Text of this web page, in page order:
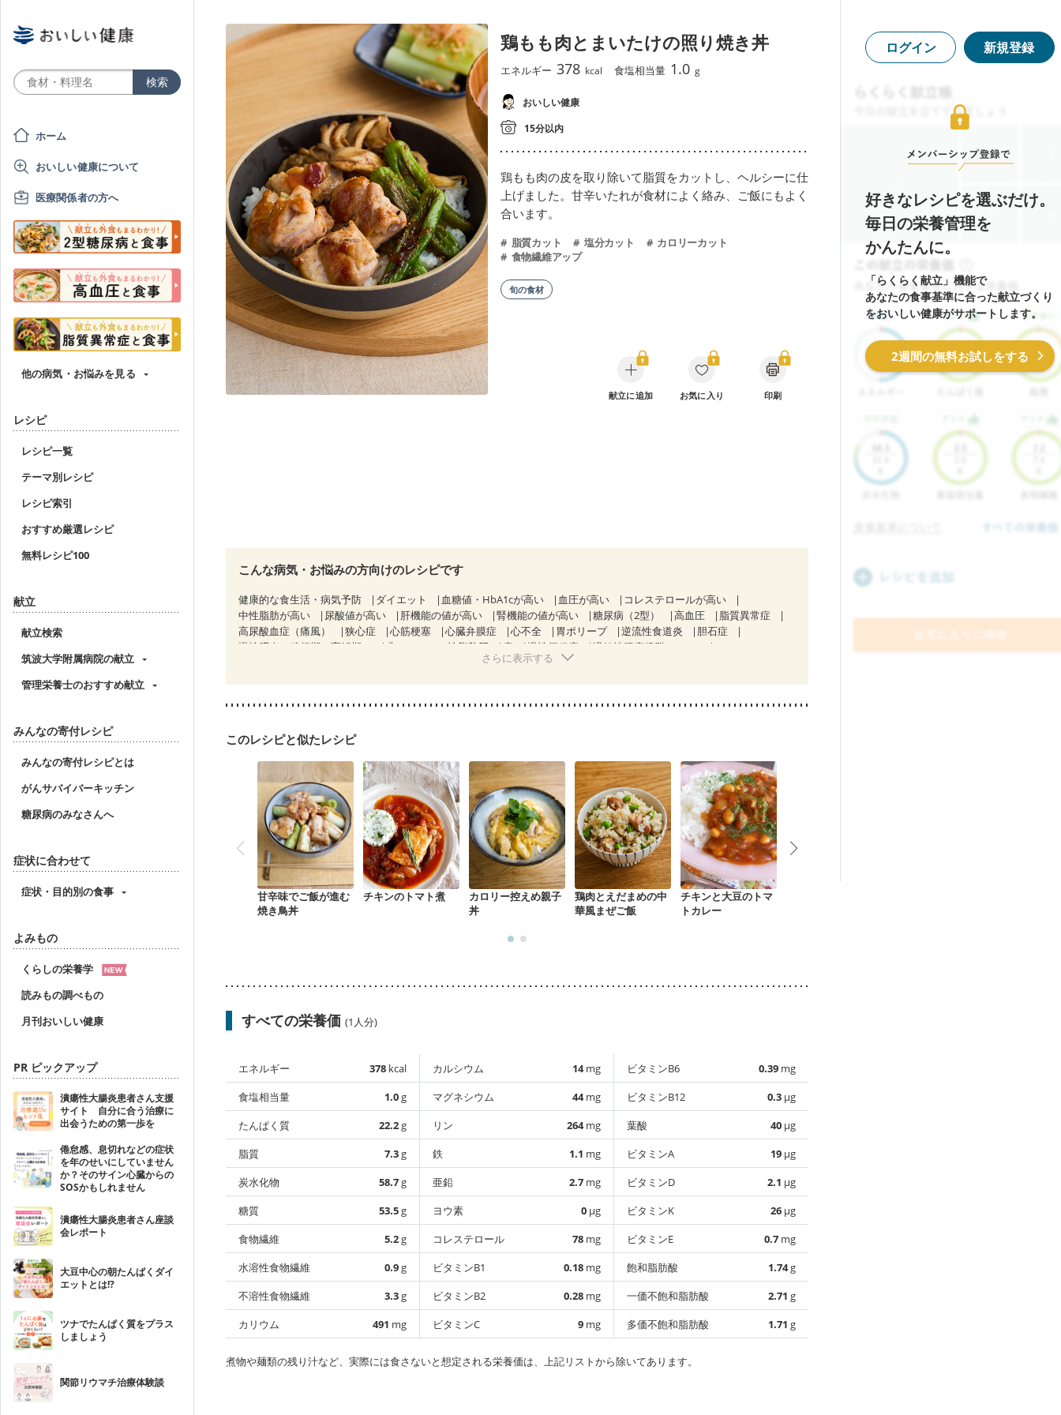
ホーム
おいしい健康について
医療関係者の方へ
他の病気・お悩みを見る
レシピ
レシピ一覧
テーマ別レシピ
レシピ索引
おすすめ厳選レシピ
無料レシピ100
献立
献立検索
筑波大学附属病院の献立
管理栄養士のおすすめ献立
みんなの寄付レシピ
みんなの寄付レシピとは
がんサバイバーキッチン
糖尿病のみなさんへ
症状に合わせて
症状・目的別の食事
よみもの
くらしの栄養学
読みもの調べもの
月刊おいしい健康
PR ピックアップ
潰瘍性大腸炎患者さん支援
サイト 自分に合う治療に
出会うための第一歩を
倦怠感、息切れなどの症状
を年のせいにしていません
か？そのサイン心臓からの
SOSかもしれません
潰瘍性大腸炎患者さん座談
会レポート
大豆中心の朝たんぱくダイ
エットとは!?
ツナでたんぱく質をプラス
しましょう
関節リウマチ治療体験談
鶏もも肉とまいたけの照り焼き丼
エネルギー 378 kcal 食塩相当量 1.0 g
おいしい健康
15分以内
鶏もも肉の皮を取り除いて脂質をカットし、ヘルシーに仕
上げました。甘辛いたれが食材によく絡み、ご飯にもよく
合います。
脂質カット 塩分カット
カロリーカット
食物繊維アップ
旬の食材
献立に追加 お気に入り 印刷
こんな病気・お悩みの方向けのレシピです
健康的な食生活・病気予防 ダイエット 血糖値・HbA1cが高い 血圧が高い
コレステロールが高い
中性脂肪が高い
尿酸値が高い 肝機能の値が高い 腎機能の値が高い 糖尿病（2型） 高血圧
脂質異常症
高尿酸血症（痛風）
狭心症 心筋梗塞 心臓弁膜症 心不全 胃ポリープ 逆流性食道炎
胆石症
慢性膵炎（移行期・寛解期）
非アルコール性脂肪肝 痔 慢性便秘症
過敏性腸症候群（IBS）
糖尿病性腎症（第２期）
飲み込みにくい
妊娠中(初期) 妊婦健診・体重増加が気になる（初期）
妊婦健診・血圧が気になる（初期）
産後（ミルク）
骨折
さらに表示する
このレシピと似たレシピ
甘辛味でご飯が進む
焼き鳥丼
チキンのトマト煮
カロリー控えめ親子
丼
鶏肉とえだまめの中
華風まぜご飯
チキンと大豆のトマ
トカレー
すべての栄養価 (1人分)
エネルギー 378 kcal
食塩相当量
1.0g
たんぱく質
22.2g
脂質
7.3g
炭水化物
58.7g
糖質
53.5g
食物繊維
5.2g
水溶性食物繊維
0.9g
不溶性食物繊維
3.3g
カリウム
491 mg
カルシウム 14mg
マグネシウム
44mg
リン
264mg
鉄
1.1 mg
亜鉛
2.7 mg
ヨウ素
0 µg
コレステロール
78 mg
ビタミンB1
0.18 mg
ビタミンB2
0.28 mg
ビタミンC
9 mg
ビタミンB6 0.39 mg
ビタミンB12
0.3 µg
葉酸
40 µg
ビタミンA
19 µg
ビタミンD
2.1 µg
ビタミンK
26 µg
ビタミンE
0.7 mg
飽和脂肪酸
1.74g
一価不飽和脂肪酸
2.71 g
多価不飽和脂肪酸
1.71 g
煮物や麺類の残り汁など、実際には食さないと想定される栄養価は、上記リストから除いてあります。
ログイン 新規登録
好きなレシピを選ぶだけ。
毎日の栄養管理を
かんたんに。
「らくらく献立」機能で
あなたの食事基準に合った献立づくり
をおいしい健康がサポートします。
2週間の無料お試しをする